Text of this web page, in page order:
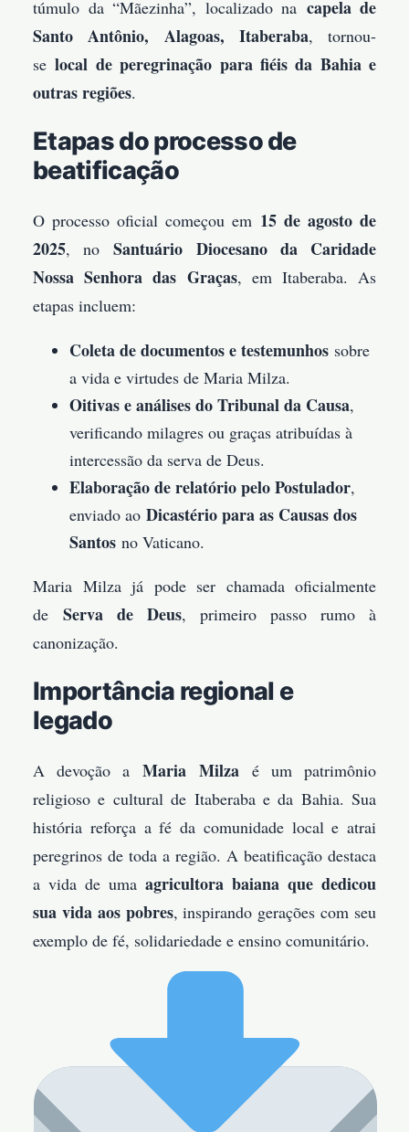
túmulo da “Mãezinha”, localizado na capela de
Santo Antônio, Alagoas, Itaberaba, tornou-
selocal de peregrinação para fiéis da Bahia e
outras regiões.
Etapas do processo de
beatificação
O processo oficial começou em 15 de agosto de
2025, noSantuário Diocesano da Caridade
Nossa Senhora das Graças, em Itaberaba. As
etapas incluem:
Coleta de documentos e testemunhos sobre
a vida e virtudes de Maria Milza.
Oitivas e análises do Tribunal da Causa,
verificando milagres ou graças atribuídas à
intercessão da serva de Deus.
Elaboração de relatório pelo Postulador,
enviado ao Dicastério para as Causas dos
Santos no Vaticano.
Maria Milza já pode ser chamada oficialmente
de Serva de Deus, primeiro passo rumo à
canonização.
Importância regional e
legado
A devoção aMaria Milzaé um patrimônio
religioso e cultural de Itaberaba e da Bahia. Sua
história reforça a fé da comunidade local e atrai
peregrinos de toda a região. A beatificação destaca
a vida de umaagricultora baiana que dedicou
sua vida aos pobres, inspirando gerações com seu
exemplo de fé, solidariedade e ensino comunitário.